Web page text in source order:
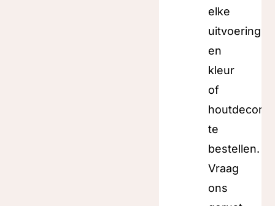
elke
uitvoering
en
kleur
of
houtdecor
te
bestellen.
Vraag
ons